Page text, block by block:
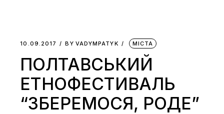
10.09.2017 BY VADYMPATYK МІСТА
ПОЛТАВСЬКИЙ
ЕТНОФЕСТИВАЛЬ
“ЗБЕРЕМОСЯ, РОДЕ”